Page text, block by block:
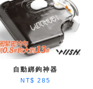
自動綁鉤神器
NT$ 285